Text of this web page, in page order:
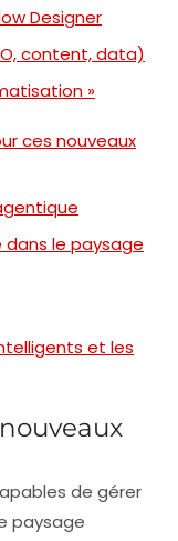
Designer
content, data)
»
ces nouveaux
dans le paysage
et les
de gérer
paysage